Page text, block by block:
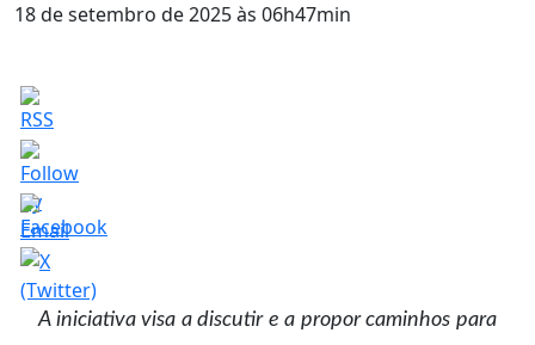
18 de setembro de 2025 às 06h47min
A iniciativa visa a discutir e a propor caminhos para